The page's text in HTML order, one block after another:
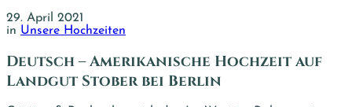
29. April 2021
in Unsere Hochzeiten
Deutsch – Amerikanische Hochzeit auf
Landgut Stober bei Berlin